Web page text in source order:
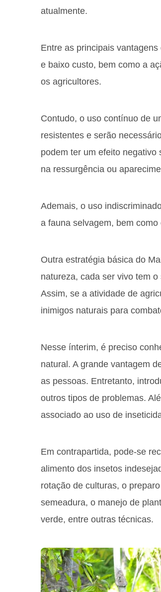
atualmente.
Entre as principais
e baixo custo, bem como a
os agricultores.
Contudo, o uso contínuo de
resistentes e serão
podem ter um efeito
na ressurgência ou
Ademais, o uso
a fauna selvagem, bem
Outra estratégia básica do
natureza, cada ser vivo tem
Assim, se a atividade de
inimigos naturais para
Nesse ínterim, é preciso
natural. A grande vantagem
as pessoas. Entretanto,
outros tipos de problemas.
associado ao uso de
Em contrapartida, pode-se
alimento dos insetos
rotação de culturas, o
semeadura, o manejo de
verde, entre outras técnicas.